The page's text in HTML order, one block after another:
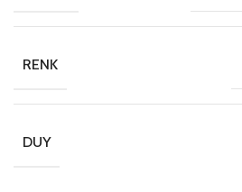
RENK
DUY